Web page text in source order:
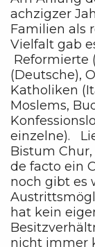
achzigzer
Familien als
Vielfalt gab
Reformierte
(Deutsche),
Katholiken
Moslems,
einzelne).
Bistum
de facto ein
noch gibt es
hat kein
nicht immer